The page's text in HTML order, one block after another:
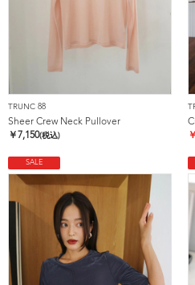
TRUNC 88
Sheer Crew Neck Pullover
￥ 7,150(税込)
￥
SALE